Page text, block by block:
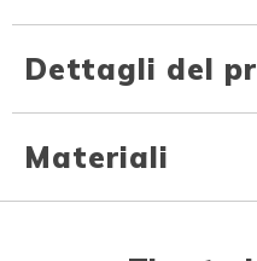
Dettagli del
Materiali